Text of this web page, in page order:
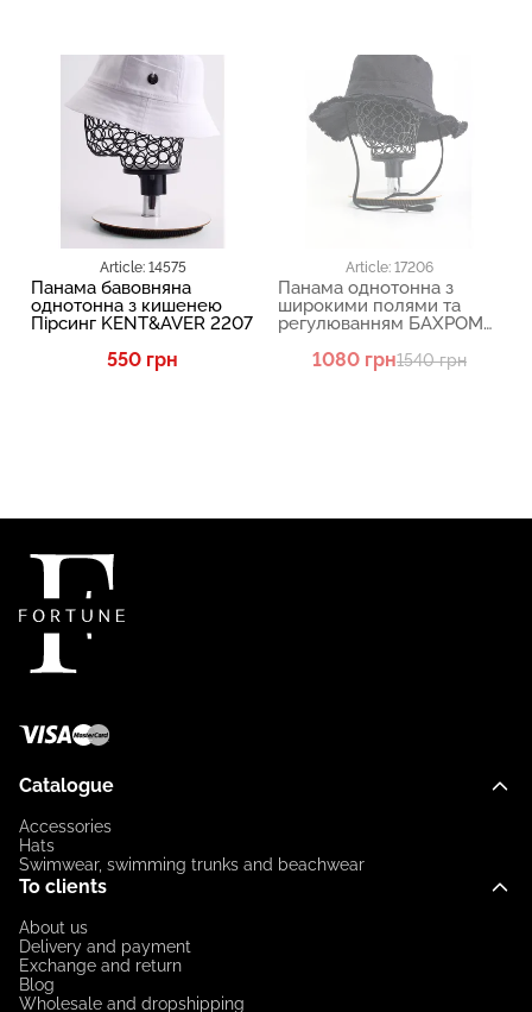
Article: 14575
Панама бавовняна
однотонна з кишенею
Пірсинг KENT&AVER 2207
550 грн
Article: 17206
Панама однотонна з
широкими полями та
регулюванням БАХРОМА
1080 грн1540 грн
Catalogue
Accessories
Hats
Swimwear, swimming trunks and beachwear
To clients
About us
Delivery and payment
Exchange and return
Blog
Wholesale and dropshipping